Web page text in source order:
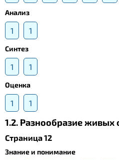
Анализ
1 1
Синтез
1 1
Оценка
1 1
1.2. Разнообразие живых
Страница 12
Знание и понимание